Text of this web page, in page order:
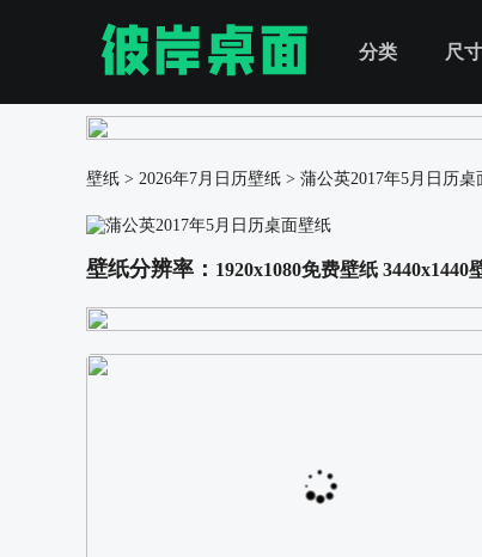
分类 尺寸
壁纸 > 2026年7月日历壁纸 > 蒲公英2017年5月日历桌
壁纸分辨率： 1920x1080免费壁纸 3440x1440